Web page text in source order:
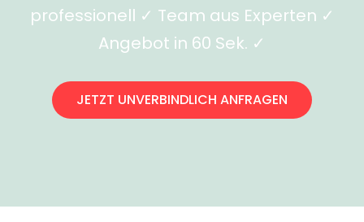
professionell ✓ Team aus Experten ✓
Angebot in 60 Sek. ✓
JETZT UNVERBINDLICH ANFRAGEN